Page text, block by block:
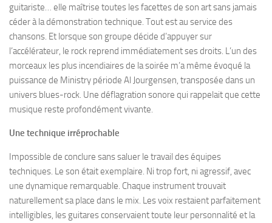
guitariste… elle maîtrise toutes les facettes de son art sans jamais
céder à la démonstration technique. Tout est au service des
chansons. Et lorsque son groupe décide d’appuyer sur
l’accélérateur, le rock reprend immédiatement ses droits. L’un des
morceaux les plus incendiaires de la soirée m’a même évoqué la
puissance de Ministry période Al Jourgensen, transposée dans un
univers blues-rock. Une déflagration sonore qui rappelait que cette
musique reste profondément vivante.
Une technique irréprochable
Impossible de conclure sans saluer le travail des équipes
techniques. Le son était exemplaire. Ni trop fort, ni agressif, avec
une dynamique remarquable. Chaque instrument trouvait
naturellement sa place dans le mix. Les voix restaient parfaitement
intelligibles, les guitares conservaient toute leur personnalité et la